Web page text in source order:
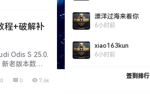
程+破解补
Odis S 25.0.
老版本数
0 0 7.6k
漂洋过海来看你
6小时前
xiao163kun
6小时前
签到排行